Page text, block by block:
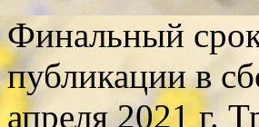
Финальный срок
публикации в
апреля 2021 г.